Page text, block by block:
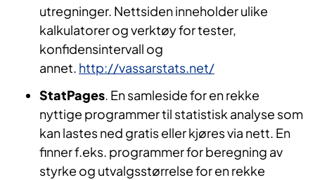
utregninger. Nettsiden inneholder ulike
kalkulatorer og verktøy for tester,
konfidensintervall og
annet. http://vassarstats.net/
StatPages. En samleside for en rekke
nyttige programmer til statistisk analyse som
kan lastes ned gratis eller kjøres via nett. En
finner f.eks. programmer for beregning av
styrke og utvalgsstørrelse for en rekke